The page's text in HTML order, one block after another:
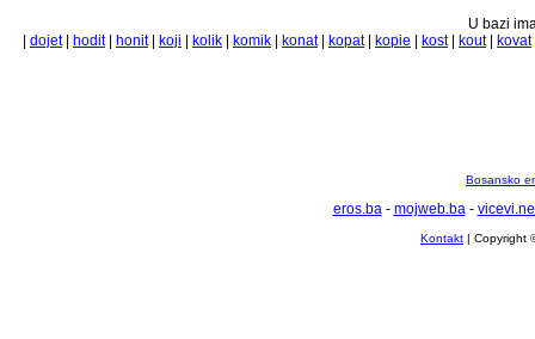
U bazi
dojet| hodit| honit| koji kolik komik konat| kopat| kopie kost| kout| kovat
Bosansko
eros.ba- mojweb.ba-
Kontakt | Copyright